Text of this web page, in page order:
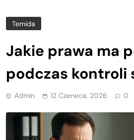
Temida
Jakie prawa ma
podczas kontroli
Admin 12 Czerwca, 2026 0